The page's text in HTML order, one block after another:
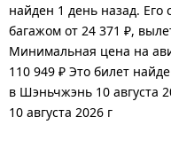
найден 1 день назад. Его
багажом от 24 371 ₽,
Минимальная цена на
110 949 ₽ Это билет
в Шэньчжэнь 10 августа
10 августа 2026 г